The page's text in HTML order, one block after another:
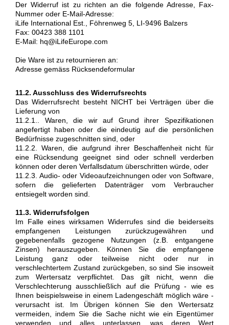
Der Widerruf ist zu richten an die folgende Adresse, Fax-
Nummer oder E-Mail-Adresse:
iLife International Est., Föhrenweg 5, LI-9496 Balzers
Fax: 00423 388 1101
E-Mail: hq@iLifeEurope.com
Die Ware ist zu retournieren an:
Adresse gemäss Rücksendeformular
11.2. Ausschluss des Widerrufsrechts
Das Widerrufsrecht besteht NICHT bei Verträgen über die
Lieferung von
11.2.1.. Waren, die wir auf Grund ihrer Spezifikationen
angefertigt haben oder die eindeutig auf die persönlichen
Bedürfnisse zugeschnitten sind, oder
11.2.2. Waren, die aufgrund ihrer Beschaffenheit nicht für
eine Rücksendung geeignet sind oder schnell verderben
können oder deren Verfallsdatum überschritten würde, oder
11.2.3. Audio- oder Videoaufzeichnungen oder von Software,
sofern die gelieferten Datenträger vom Verbraucher
entsiegelt worden sind.
11.3. Widerrufsfolgen
Im Falle eines wirksamen Widerrufes sind die beiderseits
empfangenen Leistungen zurückzugewähren und
gegebenenfalls gezogene Nutzungen (z.B. entgangene
Zinsen) herauszugeben. Können Sie die empfangene
Leistung ganz oder teilweise nicht oder nur in
verschlechtertem Zustand zurückgeben, so sind Sie insoweit
zum Wertersatz verpflichtet. Das gilt nicht, wenn die
Verschlechterung ausschließlich auf die Prüfung - wie es
Ihnen beispielsweise in einem Ladengeschäft möglich wäre -
verursacht ist. Im Übrigen können Sie den Wertersatz
vermeiden, indem Sie die Sache nicht wie ein Eigentümer
verwenden und alles unterlassen, was deren Wert